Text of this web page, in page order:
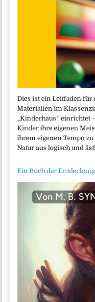
Dies ist ein Leitfaden
Materialien im
„Kinderhaus“ einrichtet
Kinder ihre eigenen
ihrem eigenen Tempo
Natur aus logisch und
Ein Buch der